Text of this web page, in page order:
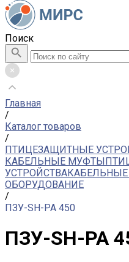
Поиск
Главная
/
Каталог товаров
/
ПТИЦЕЗАЩИТНЫЕ
КАБЕЛЬНЫЕ МУФТЫ
УСТРОЙСТВА
ОБОРУДОВАНИЕ
/
ПЗУ-SH-PA 450
ПЗУ-SH-PA